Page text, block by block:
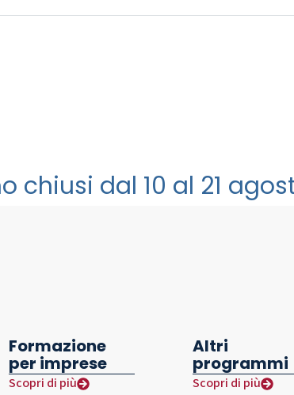
chiusi dal 10 al 21
Formazione
per imprese
Scopri di più
Altri
programmi
Scopri di più